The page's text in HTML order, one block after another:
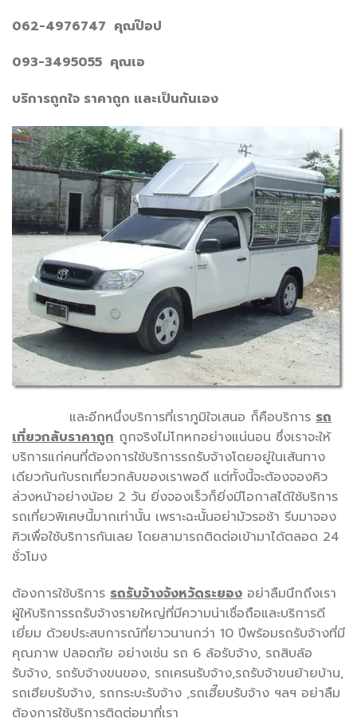
062-4976747 คุณป๊อป
093-3495055 คุณเอ
บริการถูกใจ ราคาถูก และเป็นกันเอง
และอีกหนึ่งบริการที่เราภูมิใจเสนอ ก็คือบริการ รถ
เที่ยวกลับราคาถูก ถูกจริงไม่โกหกอย่างแน่นอน ซึ่งเราจะให้
บริการแก่คนที่ต้องการใช้บริการรถรับจ้างโดยอยู่ในเส้นทาง
เดียวกันกับรถเที่ยวกลับของเราพอดี แต่ทั้งนี้จะต้องจองคิว
ล่วงหน้าอย่างน้อย 2 วัน ยิ่งจองเร็วก็ยิ่งมีโอกาสได้ใช้บริการ
รถเที่ยวพิเศษนี้มากเท่านั้น เพราะฉะนั้นอย่ามัวรอช้า รีบมาจอง
คิวเพื่อใช้บริการกันเลย โดยสามารถติดต่อเข้ามาได้ตลอด 24
ชั่วโมง
ต้องการใช้บริการ รถรับจ้างจังหวัดระยอง อย่าลืมนึกถึงเรา
ผู้ให้บริการรถรับจ้างรายใหญ่ที่มีความน่าเชื่อถือและบริการดี
เยี่ยม ด้วยประสบการณ์ที่ยาวนานกว่า 10 ปีพร้อมรถรับจ้างที่มี
คุณภาพ ปลอดภัย อย่างเช่น รถ 6 ล้อรับจ้าง, รถสิบล้อ
รับจ้าง, รถรับจ้างขนของ, รถเครนรับจ้าง,รถรับจ้าขนย้ายบ้าน,
รถเฮียบรับจ้าง, รถกระบะรับจ้าง ,รถเฮี๊ยบรับจ้าง ฯลฯ อย่าลืม
ต้องการใช้บริการติดต่อมาที่เรา